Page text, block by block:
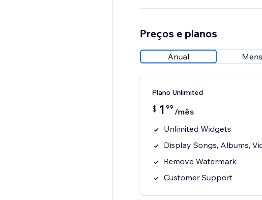
Preços e planos
Anual
Plano Unlimited
$ 1 99 /mês
Unlimited Widgets
Display Songs, Albums,
Remove Watermark
Customer Support